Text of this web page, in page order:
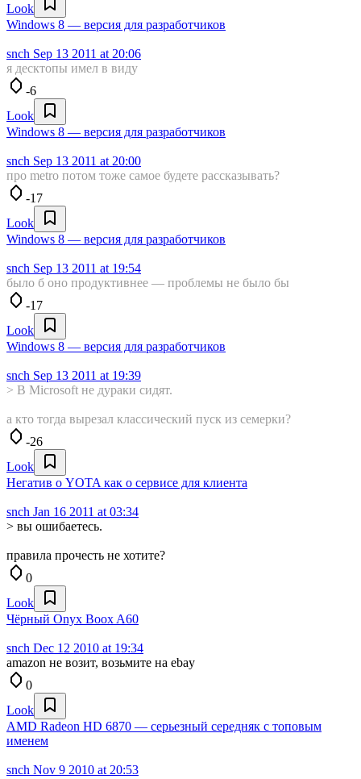
Look
Windows 8 — версия для разработчиков
snch Sep 13 2011 at 20:06
я десктопы имел в виду
-6
Look
Windows 8 — версия для разработчиков
snch Sep 13 2011 at 20:00
про metro потом тоже самое будете рассказывать?
-17
Look
Windows 8 — версия для разработчиков
snch Sep 13 2011 at 19:54
было б оно продуктивнее — проблемы не было бы
-17
Look
Windows 8 — версия для разработчиков
snch Sep 13 2011 at 19:39
> В Microsoft не дураки сидят.
а кто тогда вырезал классический пуск из семерки?
-26
Look
Негатив о YOTA как о сервисе для клиента
snch Jan 16 2011 at 03:34
> вы ошибаетесь.
правила прочесть не хотите?
0
Look
Чёрный Onyx Boox A60
snch Dec 12 2010 at 19:34
amazon не возит, возьмите на ebay
0
Look
AMD Radeon HD 6870 — cерьезный середняк с топовым
именем
snch Nov 9 2010 at 20:53